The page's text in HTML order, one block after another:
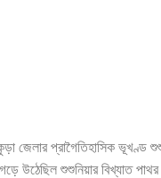
জেলার প্রাগৈতিহাসিক ভূখণ্ড
উঠেছিল শুশুনিয়ার বিখ্যাত পাথর